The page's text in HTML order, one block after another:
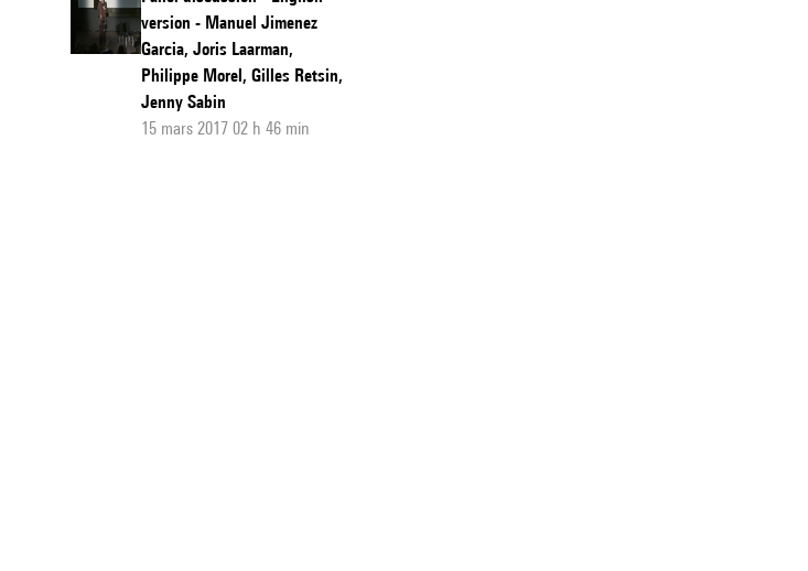
version - Manuel Jimenez
Garcia, Joris Laarman,
Philippe Morel, Gilles Retsin,
Jenny Sabin
15 mars 2017 02 h 46 min